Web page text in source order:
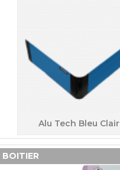
Alu Tech Bleu Clair
BOITIER